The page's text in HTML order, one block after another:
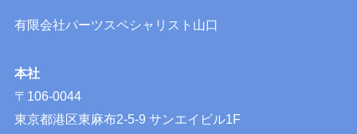
有限会社パーツスペシャリスト山口
本社
〒106-0044
東京都港区東麻布2-5-9 サンエイビル1F